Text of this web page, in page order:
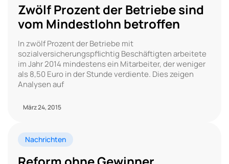
Zwölf Prozent der Betriebe sind
vom Mindestlohn betroffen
In zwölf Prozent der Betriebe mit
sozialversicherungspflichtig Beschäftigten arbeitete
im Jahr 2014 mindestens ein Mitarbeiter, der weniger
als 8,50 Euro in der Stunde verdiente. Dies zeigen
Analysen auf
März 24, 2015
Nachrichten